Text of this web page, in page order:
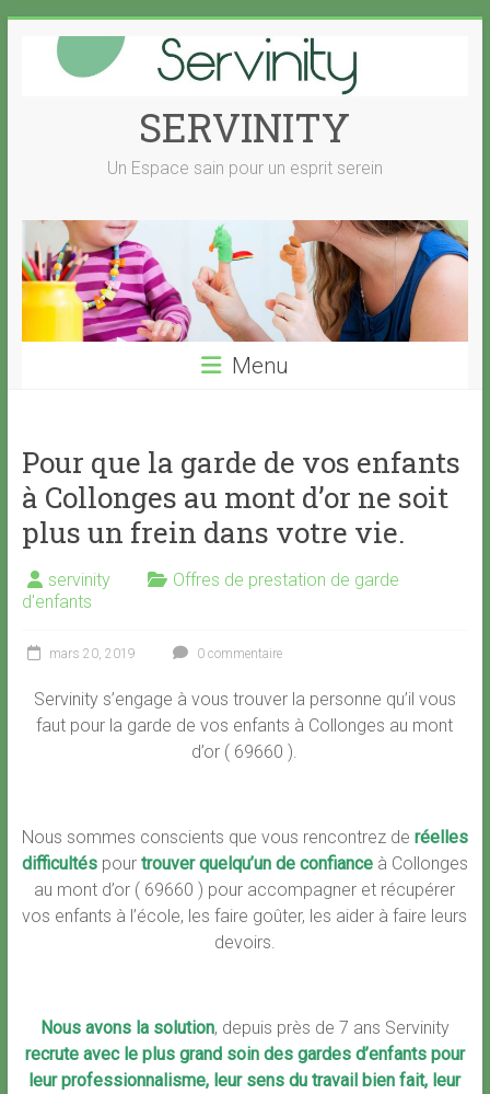
content
SERVINITY
Un Espace sain pour un esprit serein
Menu
Pour que la garde de vos enfants
à Collonges au mont d’or ne soit
plus un frein dans votre vie.
servinity
Offres de prestation de garde
d'enfants
mars 20, 2019 0 commentaire
Servinity s’engage à vous trouver la personne qu’il vous
faut pour la garde de vos enfants à Collonges au mont
d’or ( 69660 ).
Nous sommes conscients que vous rencontrez de réelles
difficultéspour trouver quelqu’un de confianceà Collonges
au mont d’or ( 69660 ) pour accompagner et récupérer
vos enfants à l’école, les faire goûter, les aider à faire leurs
devoirs.
Nous avons la solution, depuis près de 7 ans Servinity
recrute avec le plus grand soin des gardes d’enfants pour
leur professionnalisme, leur sens du travail bien fait, leur